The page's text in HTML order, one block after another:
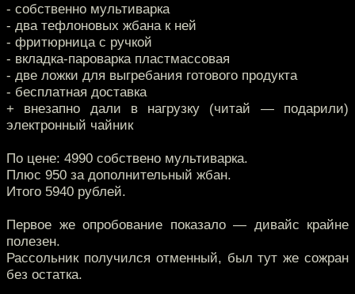
- собственно мультиварка
- два тефлоновых жбана к ней
- фритюрница с ручкой
- вкладка-пароварка пластмассовая
- две ложки для выгребания готового продукта
- бесплатная доставка
+ внезапно дали в нагрузку (читай — подарили)
электронный чайник
По цене: 4990 собствено мультиварка.
Плюс 950 за дополнительный жбан.
Итого 5940 рублей.
Первое же опробование показало — дивайс крайне
полезен.
Рассольник получился отменный, был тут же сожран
без остатка.